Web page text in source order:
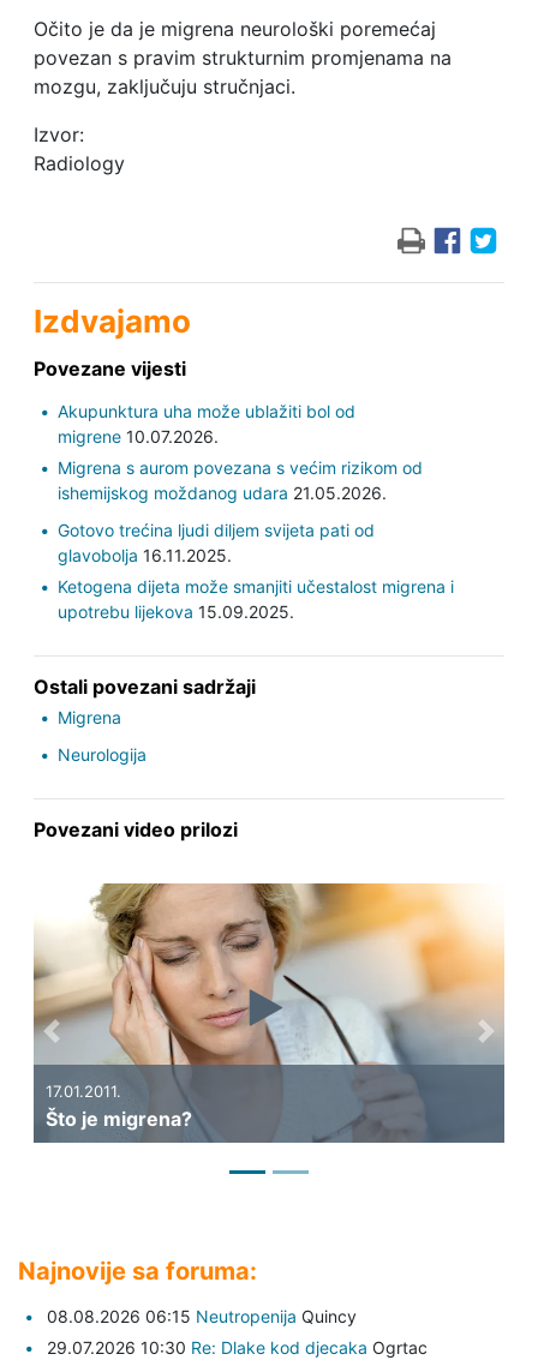
Očito je da je migrena neurološki poremećaj
povezan s pravim strukturnim promjenama na
mozgu, zaključuju stručnjaci.
Izvor:
Radiology
Izdvajamo
Povezane vijesti
Akupunktura uha može ublažiti bol od
migrene10.07.2026.
Migrena s aurom povezana s većim rizikom od
ishemijskog moždanog udara 21.05.2026.
Gotovo trećina ljudi diljem svijeta pati od
glavobolja 16.11.2025.
Ketogena dijeta može smanjiti učestalost migrena i
upotrebu lijekova 15.09.2025.
Ostali povezani sadržaji
Migrena
Neurologija
Povezani video prilozi
17.01.2011.
Što je migrena?
Previous Next
Najnovije sa foruma:
08.08.2026 06:15 Neutropenija Quincy
29.07.2026 10:30 Re: Dlake kod djecaka Ogrtac